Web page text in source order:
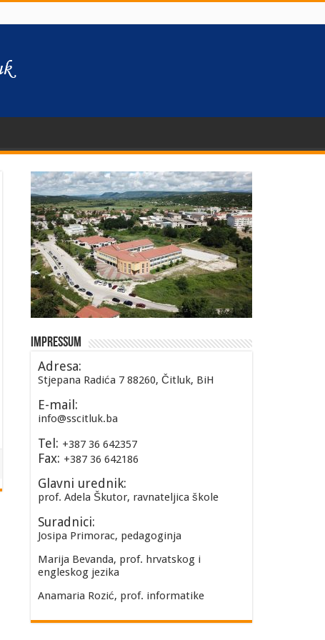
Impressum
Adresa:
Stjepana Radića 7 88260, Čitluk, BiH
E-mail:
info@sscitluk.ba
Tel: +387 36 642357
Fax: +387 36 642186
Glavni urednik:
prof. Adela Škutor, ravnateljica škole
Suradnici:
Josipa Primorac, pedagoginja
Marija Bevanda, prof. hrvatskog i
engleskog jezika
Anamaria Rozić, prof. informatike